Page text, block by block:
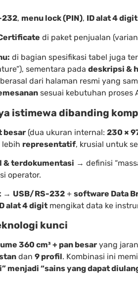
232, menu lock (PIN), ID alat 4 digit
di paket penjualan (varian
di bagian spesifikasi tabel juga
sementara pada deskripsi &
dari halaman resmi yang
sesuai kebutuhan proses
istimewa dibanding
besar (dua ukuran internal: 230 ×
representatif, krusial untuk
& terdokumentasi → definisi
operator.
→ USB/RS-232 + software Data
alat 4 digit mengikat data ke
kunci
360 cm³ + pan besar yang
dan 9 profil. Kombinasi ini
menjadi “sains yang dapat